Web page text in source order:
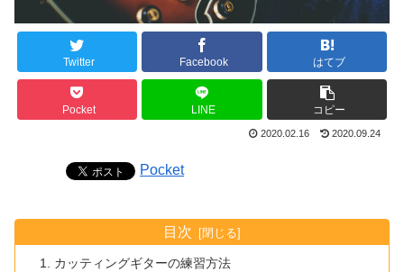
Twitter Facebook はてブ
Pocket LINE コピー
2020.02.16 2020.09.24
Pocket
目次
カッティングギターの練習方法